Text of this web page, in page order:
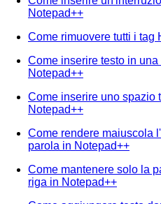
Notepad++
Come rimuovere tutti i tag
Come inserire testo in
Notepad++
Come inserire uno spazio
Notepad++
Come rendere maiuscola
parola in Notepad++
Come mantenere solo la
riga in Notepad++